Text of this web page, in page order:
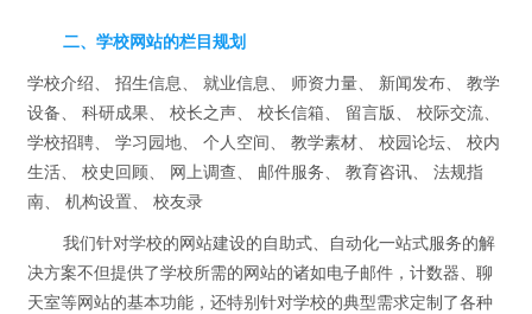
二、学校网站的栏目规划
学校介绍、 招生信息、 就业信息、 师资力量、 新闻发布、 教学
设备、 科研成果、 校长之声、 校长信箱、 留言版、 校际交流、
学校招聘、 学习园地、 个人空间、 教学素材、 校园论坛、 校内
生活、 校史回顾、 网上调查、 邮件服务、 教育咨讯、 法规指
南、 机构设置、 校友录
我们针对学校的网站建设的自助式、自动化一站式服务的解
决方案不但提供了学校所需的网站的诸如电子邮件，计数器、聊
天室等网站的基本功能，还特别针对学校的典型需求定制了各种